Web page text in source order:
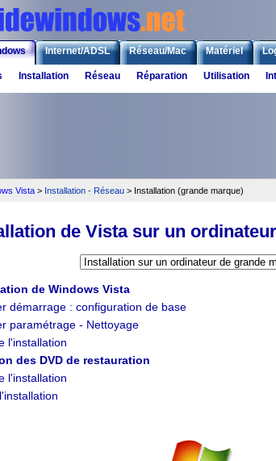
Internet/ADSL Réseau/Mac Matériel
Installation Réseau Réparation Utilisation
Vista > Installation - Réseau > Installation (grande marque)
de Vista sur un
de Windows Vista
démarrage : configuration de base
paramétrage - Nettoyage
l'installation
des DVD de restauration
l'installation